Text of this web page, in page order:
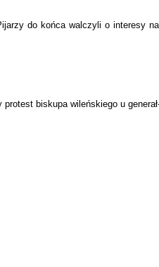
do końca walczyli o interesy
biskupa wileńskiego u